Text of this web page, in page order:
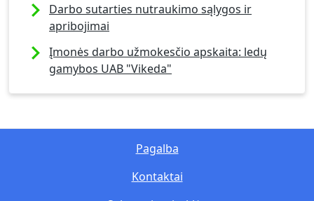
Darbo sutarties nutraukimo sąlygos ir
apribojimai
Įmonės darbo užmokesčio apskaita: ledų
gamybos UAB "Vikeda"
Kontaktai
Pagalba